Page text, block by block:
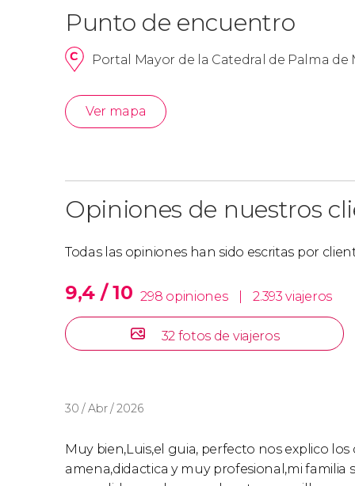
Punto de encuentro
Portal Mayor de la Catedral de Palma de
Ver mapa
Opiniones de nuestros
Todas las opiniones han sido escritas por
9,4 / 10 298 opiniones 2.393 viajeros
32 fotos de viajeros
30 / Abr / 2026
Muy bien,Luis,el guia, perfecto nos explico
amena,didactica y muy profesional,mi familia